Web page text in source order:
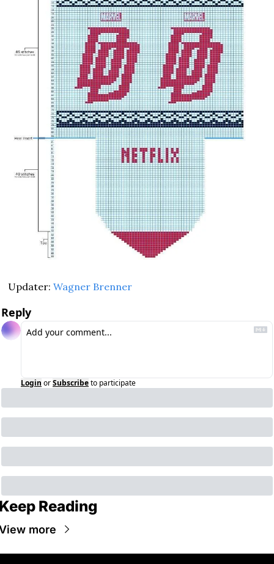
Updater: Wagner Brenner
Reply
Login orSubscribeto participate
Reading
more